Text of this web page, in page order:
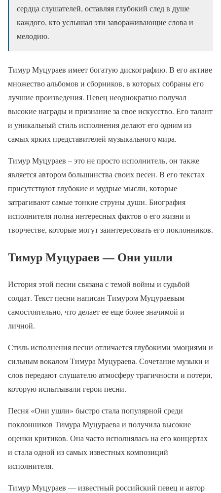
сердца слушателей, оставляя глубокий след в душе
каждого, кто услышал эти завораживающие слова и
мелодию.
Тимур Муцураев имеет богатую дискографию. В его активе
множество альбомов и сборников, в которых собраны его
лучшие произведения. Певец неоднократно получал
высокие награды и признание за свое искусство. Его талант
и уникальный стиль исполнения делают его одним из
самых ярких представителей музыкального мира.
Тимур Муцураев – это не просто исполнитель, он также
является автором большинства своих песен. В его текстах
присутствуют глубокие и мудрые мысли, которые
затрагивают самые тонкие струны души. Биография
исполнителя полна интересных фактов о его жизни и
творчестве, которые могут заинтересовать его поклонников.
Тимур Муцураев — Они ушли
История этой песни связана с темой войны и судьбой
солдат. Текст песни написан Тимуром Муцураевым
самостоятельно, что делает ее еще более значимой и
личной.
Стиль исполнения песни отличается глубокими эмоциями и
сильным вокалом Тимура Муцураева. Сочетание музыки и
слов передают слушателю атмосферу трагичности и потери,
которую испытывали герои песни.
Песня «Они ушли» быстро стала популярной среди
поклонников Тимура Муцураева и получила высокие
оценки критиков. Она часто исполнялась на его концертах
и стала одной из самых известных композиций
исполнителя.
Тимур Муцураев — известный российский певец и автор